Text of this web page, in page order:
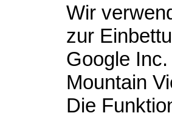
Wir
zur
Google
Mountain
Die